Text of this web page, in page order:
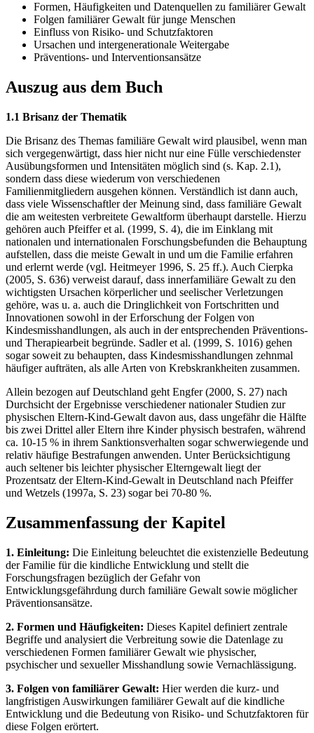
Formen, Häufigkeiten und Datenquellen zu familiärer Gewalt
Folgen familiärer Gewalt für junge Menschen
Einfluss von Risiko- und Schutzfaktoren
Ursachen und intergenerationale Weitergabe
Präventions- und Interventionsansätze
Auszug aus dem Buch
1.1 Brisanz der Thematik
Die Brisanz des Themas familiäre Gewalt wird plausibel, wenn man
sich vergegenwärtigt, dass hier nicht nur eine Fülle verschiedenster
Ausübungsformen und Intensitäten möglich sind (s. Kap. 2.1),
sondern dass diese wiederum von verschiedenen
Familienmitgliedern ausgehen können. Verständlich ist dann auch,
dass viele Wissenschaftler der Meinung sind, dass familiäre Gewalt
die am weitesten verbreitete Gewaltform überhaupt darstelle. Hierzu
gehören auch Pfeiffer et al. (1999, S. 4), die im Einklang mit
nationalen und internationalen Forschungsbefunden die Behauptung
aufstellen, dass die meiste Gewalt in und um die Familie erfahren
und erlernt werde (vgl. Heitmeyer 1996, S. 25 ff.). Auch Cierpka
(2005, S. 636) verweist darauf, dass innerfamiliäre Gewalt zu den
wichtigsten Ursachen körperlicher und seelischer Verletzungen
gehöre, was u. a. auch die Dringlichkeit von Fortschritten und
Innovationen sowohl in der Erforschung der Folgen von
Kindesmisshandlungen, als auch in der entsprechenden Präventions-
und Therapiearbeit begründe. Sadler et al. (1999, S. 1016) gehen
sogar soweit zu behaupten, dass Kindesmisshandlungen zehnmal
häufiger aufträten, als alle Arten von Krebskrankheiten zusammen.
Allein bezogen auf Deutschland geht Engfer (2000, S. 27) nach
Durchsicht der Ergebnisse verschiedener nationaler Studien zur
physischen Eltern-Kind-Gewalt davon aus, dass ungefähr die Hälfte
bis zwei Drittel aller Eltern ihre Kinder physisch bestrafen, während
ca. 10-15 % in ihrem Sanktionsverhalten sogar schwerwiegende und
relativ häufige Bestrafungen anwenden. Unter Berücksichtigung
auch seltener bis leichter physischer Elterngewalt liegt der
Prozentsatz der Eltern-Kind-Gewalt in Deutschland nach Pfeiffer
und Wetzels (1997a, S. 23) sogar bei 70-80 %.
Zusammenfassung der Kapitel
1. Einleitung: Die Einleitung beleuchtet die existenzielle Bedeutung
der Familie für die kindliche Entwicklung und stellt die
Forschungsfragen bezüglich der Gefahr von
Entwicklungsgefährdung durch familiäre Gewalt sowie möglicher
Präventionsansätze.
2. Formen und Häufigkeiten: Dieses Kapitel definiert zentrale
Begriffe und analysiert die Verbreitung sowie die Datenlage zu
verschiedenen Formen familiärer Gewalt wie physischer,
psychischer und sexueller Misshandlung sowie Vernachlässigung.
3. Folgen von familiärer Gewalt: Hier werden die kurz- und
langfristigen Auswirkungen familiärer Gewalt auf die kindliche
Entwicklung und die Bedeutung von Risiko- und Schutzfaktoren für
diese Folgen erörtert.